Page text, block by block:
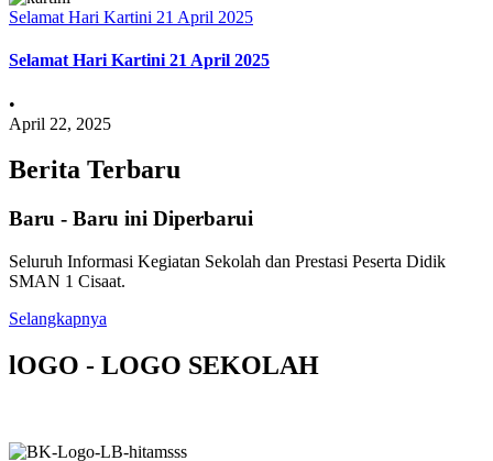
Selamat Hari Kartini 21 April 2025
Selamat Hari Kartini 21 April 2025
•
April 22, 2025
Berita Terbaru
Baru - Baru ini Diperbarui
Seluruh Informasi Kegiatan Sekolah dan Prestasi Peserta Didik
SMAN 1 Cisaat.
Selangkapnya
lOGO - LOGO SEKOLAH